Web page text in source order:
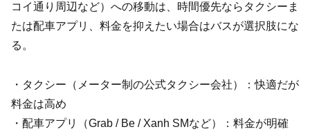
コイ通り周辺など）への移動は、時間優先ならタクシーま
たは配車アプリ、料金を抑えたい場合はバスが選択肢にな
る。
・タクシー（メーター制の公式タクシー会社）：快適だが
料金は高め
・配車アプリ（Grab / Be / Xanh SMなど）：料金が明確